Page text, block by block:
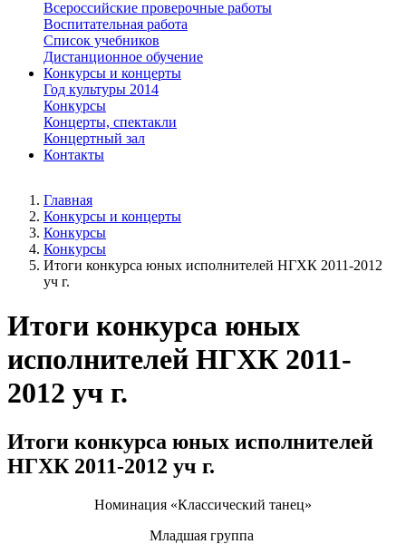
Всероссийские проверочные работы
Воспитательная работа
Список учебников
Дистанционное обучение
Конкурсы и концерты
Год культуры 2014
Конкурсы
Концерты, спектакли
Концертный зал
Контакты
Главная
Конкурсы и концерты
Конкурсы
Конкурсы
Итоги конкурса юных исполнителей НГХК 2011-2012
уч г.
Итоги конкурса юных
исполнителей НГХК 2011-
2012 уч г.
Итоги конкурса юных исполнителей
НГХК 2011-2012 уч г.
Номинация «Классический танец»
Младшая группа